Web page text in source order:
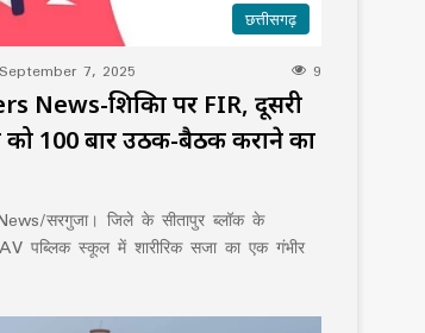
छत्तीसगढ़
September 7, 2025 9
News-शिक्षिका पर FIR, दूसरी
को 100 बार उठक-बैठक कराने का
सरगुजा। जिले के सीतापुर ब्लॉक के
पब्लिक स्कूल में शारीरिक सजा का एक गंभीर